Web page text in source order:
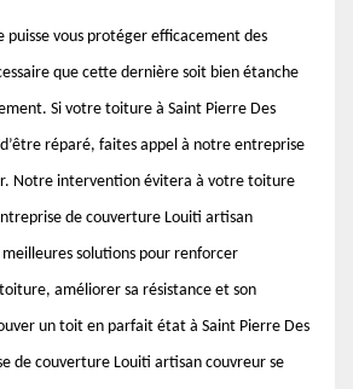
vous protéger efficacement des
que cette dernière soit bien étanche
Si votre toiture à Saint Pierre Des
réparé, faites appel à notre entreprise
Notre intervention évitera à votre toiture
de couverture Louiti artisan
solutions pour renforcer
améliorer sa résistance et son
un toit en parfait état à Saint Pierre Des
de couverture Louiti artisan couvreur se